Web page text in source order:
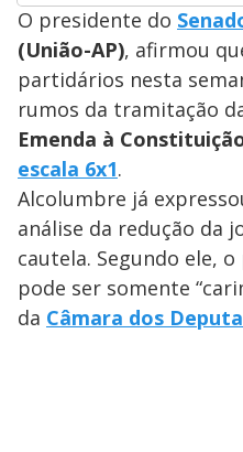
O presidente do
(União-AP), afirmou
partidários nesta
rumos da tramitação
Emenda à
escala 6x1.
Alcolumbre já
análise da redução da
cautela. Segundo ele,
pode ser somente
da Câmara dos